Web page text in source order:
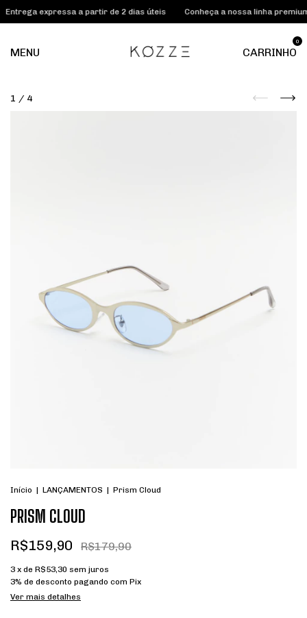
expressa a partir de 2 dias úteis Conheça a nossa linha premium
MENU CARRINHO
0
1 / 4
Início | LANÇAMENTOS | Prism Cloud
PRISM CLOUD
R$159,90 R$179,90
3 x de R$53,30 sem juros
3% de desconto pagando com Pix
Ver mais detalhes